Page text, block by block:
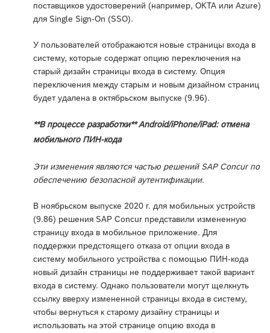
поставщиков удостоверений (например, OKTA или Azure)
для Single Sign-On (SSO).
У пользователей отображаются новые страницы входа в
систему, которые содержат опцию переключения на
старый дизайн страницы входа в систему. Опция
переключения между старым и новым дизайном страниц
будет удалена в октябрьском выпуске (9.96).
**В процессе разработки** Android/iPhone/iPad: отмена
мобильного ПИН-кода
Эти изменения являются частью решений SAP Concur по
обеспечению безопасной аутентификации.
В ноябрьском выпуске 2020 г. для мобильных устройств
(9.86) решения SAP Concur представили измененную
страницу входа в мобильное приложение. Для
поддержки предстоящего отказа от опции входа в
систему мобильного устройства с помощью ПИН-кода
новый дизайн страницы не поддерживает такой вариант
входа в систему. Однако пользователи могут щелкнуть
ссылку вверху измененной страницы входа в систему,
чтобы вернуться к старому дизайну страницы и
использовать на этой странице опцию входа в